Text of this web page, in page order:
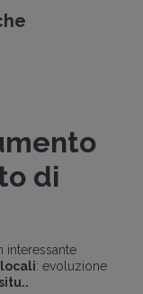
di
interessante
locali: evoluzione
situ..